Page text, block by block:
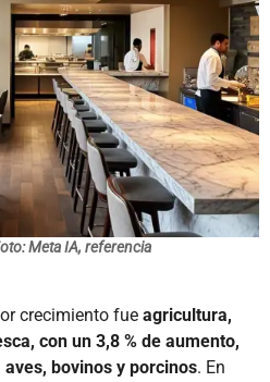
Meta IA, referencia
crecimiento fue agricultura,
con un 3,8 % de aumento,
bovinos y porcinos. En